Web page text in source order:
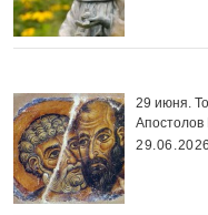
29 июня.
29.06.2026